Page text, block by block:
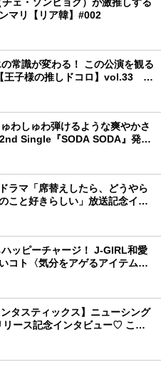
マリ【リア韓】#002
常識が変わる！ この公演を観る
王子様の推しドコロ】vol.33
TheNewClassic 2026
わしゅわ弾けるような爽やかさ
Single『SODA SODA』発売
を詳細レポ
ラマ「席替えしたら、どうやら
こと好きらしい」放送記念イン
くんが可愛く見えたんです」
ハッピーチャージ！ J-GIRL和愛
コト〈気分をアゲるアイテム＆
ンタスティックス】ニューシング
リース記念インタビュー♡ この
は？